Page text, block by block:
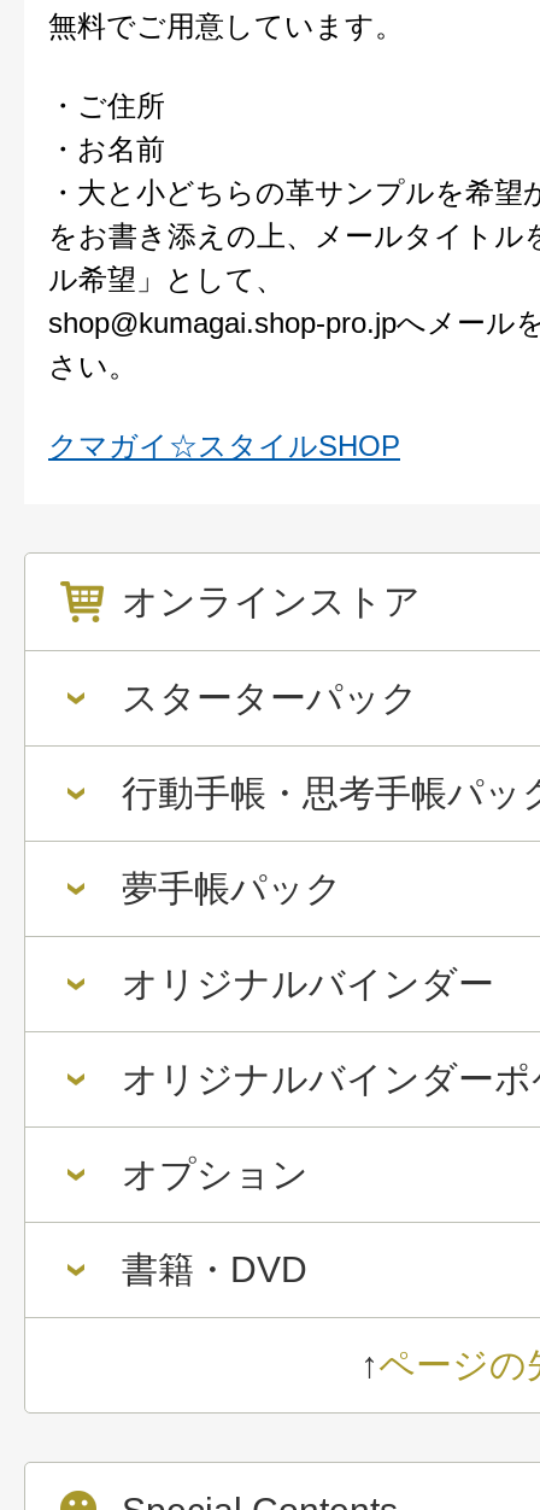
オンラインストア
スターターパック
行動手帳・思考手帳パッ
夢手帳パック
オリジナルバインダー
オリジナルバインダー
オプション
書籍・DVD
↑ページの
無料でご用意しています。
・ご住所
・お名前
・大と小どちらの革サンプルを希望
をお書き添えの上、メールタイトル
ル希望」として、
shop@kumagai.shop-pro.jpへメール
さい。
クマガイ☆スタイルSHOP